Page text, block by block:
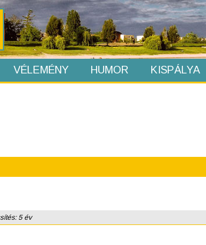
VÉLEMÉNY HUMOR KISPÁLYA
5 év